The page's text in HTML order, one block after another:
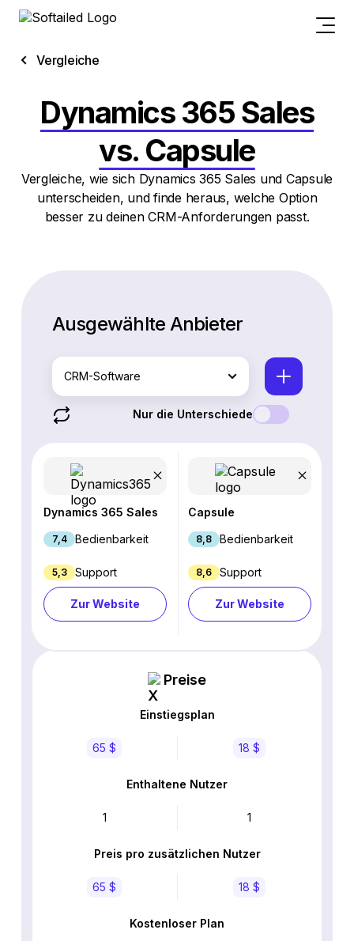
Vergleiche
Dynamics 365 Sales
vs. Capsule
Vergleiche, wie sich Dynamics 365 Sales und Capsule
unterscheiden, und finde heraus, welche Option
besser zu deinen CRM-Anforderungen passt.
Ausgewählte Anbieter
CRM-Software
Nur die Unterschiede
Dynamics 365 Sales
7,4 Bedienbarkeit
5,3 Support
Zur Website
Capsule
8,8 Bedienbarkeit
8,6 Support
Zur Website
Preise
Einstiegsplan
65 $ 18 $
Enthaltene Nutzer
1 1
Preis pro zusätzlichen Nutzer
65 $ 18 $
Kostenloser Plan